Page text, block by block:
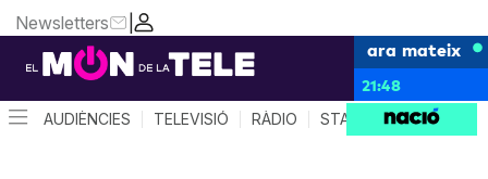
|
Newsletters
ara mateix
21:48
AUDIÈNCIES TELEVISIÓ RÀDIO STAR SYSTEM